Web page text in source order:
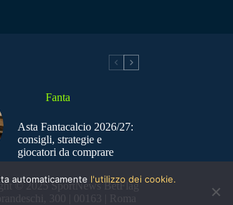
Fanta
Asta Fantacalcio 2026/27:
consigli, strategie e
giocatori da comprare
© 2025 SportNews BetFlag
300 | 00163 | Roma
automaticamente l'utilizzo dei cookie.